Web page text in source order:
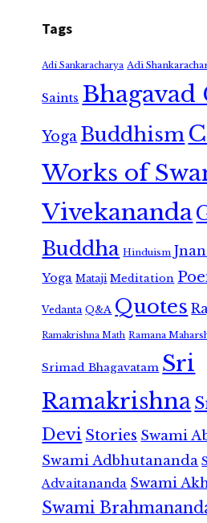
Tags
Adi Sankaracharya Adi
Saints Bhagavad
Yoga Buddhism
Works of
Vivekananda
Buddha Hinduism
Yoga Mataji Meditation
Vedanta Q&A Quotes
Ramakrishna Math Ramana
Srimad Bhagavatam Sri
Ramakrishna
Devi Stories Swami
Swami Adbhutananda
Advaitananda Swami
Swami